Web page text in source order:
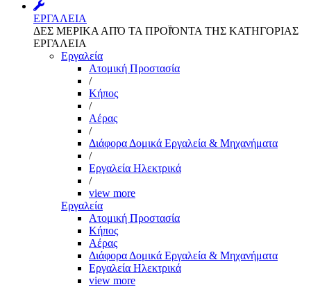
ΕΡΓΑΛΕΙΑ
ΔΕΣ ΜΕΡΙΚΑ ΑΠΌ ΤΑ ΠΡΟΪΌΝΤΑ ΤΗΣ ΚΑΤΗΓΟΡΙΑΣ
ΕΡΓΑΛΕΙΑ
Εργαλεία
Aτομική Προστασία
/
Kήπος
/
Αέρας
/
Διάφορα Δομικά Εργαλεία & Μηχανήματα
/
Εργαλεία Ηλεκτρικά
/
view more
Εργαλεία
Aτομική Προστασία
Kήπος
Αέρας
Διάφορα Δομικά Εργαλεία & Μηχανήματα
Εργαλεία Ηλεκτρικά
view more